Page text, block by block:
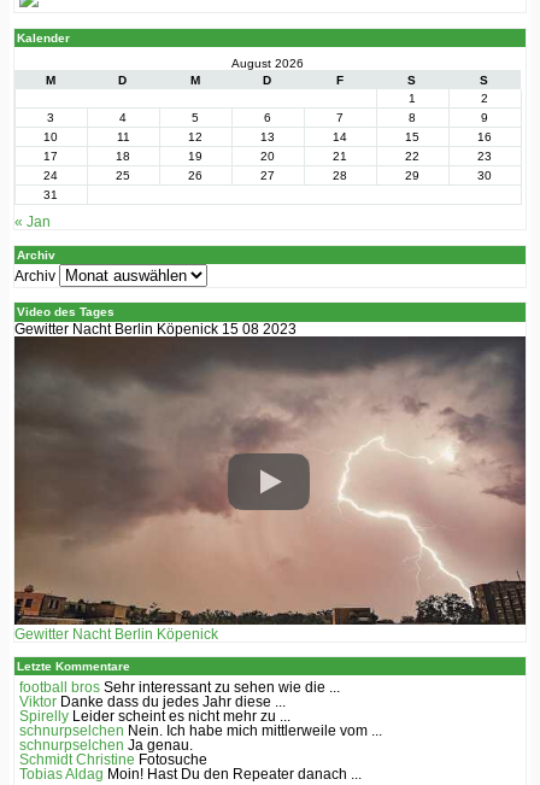
Kalender
August 2026
M
D M D F S
S
1
2
3
4 5 6 7 8
9
10
11 12 13 14 15
16
17
18 19 20 21 22
23
24
25 26 27 28 29
30
31
« Jan
Archiv
Archiv
Video des Tages
Gewitter Nacht Berlin Köpenick 15 08 2023
Gewitter Nacht Berlin Köpenick
Letzte Kommentare
football bros Sehr interessant zu sehen wie die ...
Viktor Danke dass du jedes Jahr diese ...
Spirelly Leider scheint es nicht mehr zu ...
schnurpselchen Nein. Ich habe mich mittlerweile vom ...
schnurpselchen Ja genau.
Schmidt Christine Fotosuche
Tobias Aldag Moin! Hast Du den Repeater danach ...